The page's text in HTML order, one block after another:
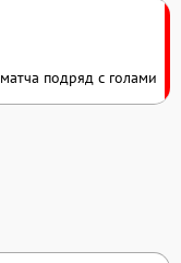
матча подряд с голами